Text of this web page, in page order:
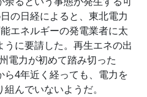
の日経によると、東北電力
エネルギーの発電業者に太
に要請した。再生エネの出
電力が初めて踏み切った
4年近く経っても、電力を
んでいないようだ。